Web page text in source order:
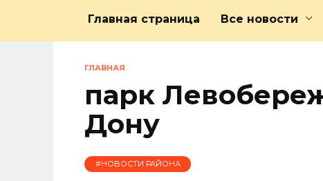
Главная страница Все новости
ГЛАВНАЯ
парк
Дону
#НОВОСТИ РАЙОНА